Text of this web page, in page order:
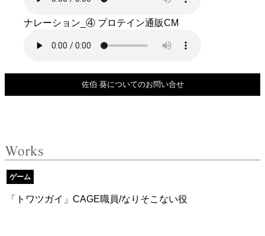
ナレーション_④ プロテイン通販CM
佐伯 葵についてのお問い合せ
ゲーム
「トワツガイ」CAGE職員/なりそこない役